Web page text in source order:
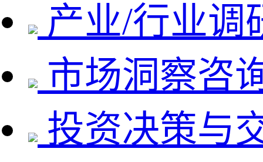
产业/行业调
市场洞察咨
投资决策与